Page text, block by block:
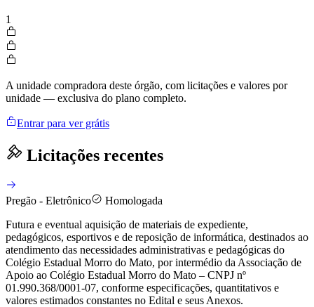
1
A unidade compradora deste órgão, com licitações e valores por
unidade — exclusiva do plano completo.
Entrar para ver grátis
Licitações recentes
Pregão - Eletrônico
Homologada
Futura e eventual aquisição de materiais de expediente,
pedagógicos, esportivos e de reposição de informática, destinados ao
atendimento das necessidades administrativas e pedagógicas do
Colégio Estadual Morro do Mato, por intermédio da Associação de
Apoio ao Colégio Estadual Morro do Mato – CNPJ nº
01.990.368/0001-07, conforme especificações, quantitativos e
valores estimados constantes no Edital e seus Anexos.